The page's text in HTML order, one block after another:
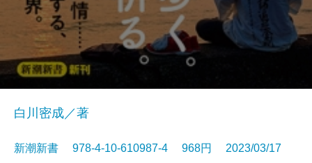
白川密成／著
新潮新書 978-4-10-610987-4 968円 2023/03/17